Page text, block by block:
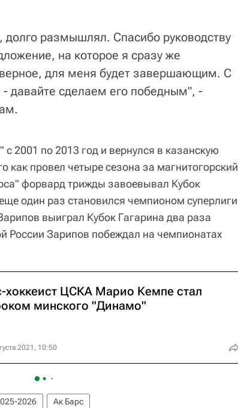
долго размышлял. Спасибо руководству
на которое я сразу же
для меня будет завершающим. С
давайте сделаем его победным", -
2001 по 2013 год и вернулся в казанскую
как провел четыре сезона за магнитогорский
форвард трижды завоевывал Кубок
один раз становился чемпионом суперлиги
выиграл Кубок Гагарина два раза
России Зарипов побеждал на чемпионатах
хоккеист ЦСКА Марио Кемпе стал
минского "Динамо"
2021, 10:50
2026 Ак Барс